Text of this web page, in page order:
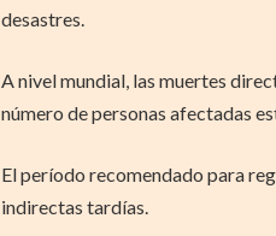
desastres.
A nivel mundial, las muertes
número de personas afectadas
El período recomendado para
indirectas tardías.